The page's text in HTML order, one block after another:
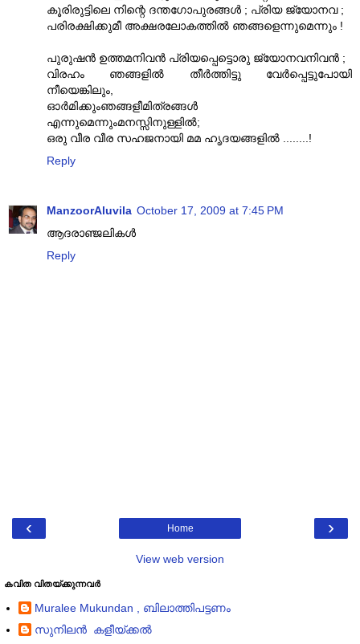
കൂരിരുട്ടിലെ നിന്റെ ദന്തഗോപുരങ്ങള്‍ ; പ്രിയ ജ്യോനവ ;
പരിരക്ഷിക്കുമീ അക്ഷരലോകത്തില്‍ ഞങ്ങളെന്നുമെന്നും !
പുരുഷന്‍ ഉത്തമനിവന്‍ പ്രിയപ്പെട്ടൊരു ജ്യോനവനിവൻ ;
വിരഹം ഞങ്ങളില്‍ തീര്‍ത്തിട്ടു വേര്‍പ്പെട്ടുപോയി
നീയെങ്കിലും,
ഓര്‍മിക്കുംഞങ്ങളീമിത്രങ്ങള്‍
എന്നുമെന്നുംമനസ്സിനുള്ളില്‍;
ഒരു വീര വീര സഹജനായി മമ ഹൃദയങ്ങളില്‍ ........!
Reply
ManzoorAluvila October 17, 2009 at 7:45 PM
ആദരാഞ്ജലികള്‍
Reply
‹ ›
Home
View web version
കവിത വിതയ്ക്കുന്നവര്‍
Muralee Mukundan , ബിലാത്തിപട്ടണം
സുനിലൻ കളീയ്ക്കൽ